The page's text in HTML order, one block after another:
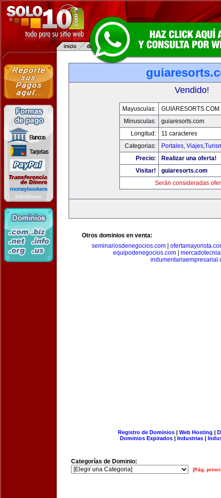
Vendido!
Mayusculas:
GUIARESORTS.COM
Minusculas:
guiaresorts.com
Longitud:
11 caracteres
Categorias:
Portales,
Precio:
Realizar una oferta!
Visitar!
guiaresorts.com
Serán consideradas
Otros dominios en venta:
seminariosdenegocios.com
equipodenegocios.com|
Registro de Dominios| Web Hosting |
Dominios Expirados | Industrias |
Categorías de Dominio:
[Pág.